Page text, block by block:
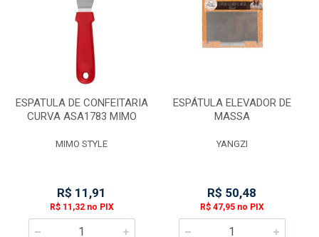
ESPATULA DE CONFEITARIA
CURVA ASA1783 MIMO
MIMO STYLE
R$ 11,91
R$ 11,32 no PIX
ESPÁTULA ELEVADOR DE
MASSA
YANGZI
R$ 50,48
R$ 47,95 no PIX